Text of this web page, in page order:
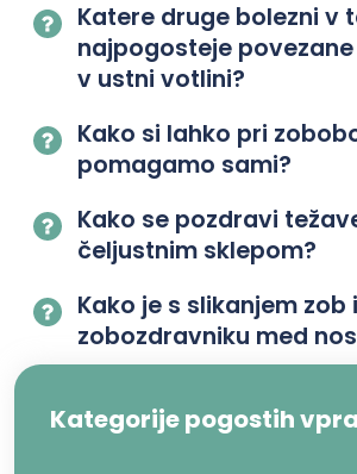
Katere druge bolezni v
najpogosteje
v ustni votlini?
Kako si lahko pri
pomagamo sami?
Kako se pozdravi
čeljustnim sklepom?
Kako je s slikanjem zob
zobozdravniku med
Kategorije pogostih